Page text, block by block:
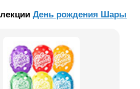
День рождения Шары